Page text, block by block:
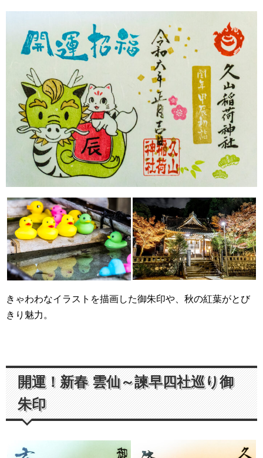
きゃわわなイラストを描画した御朱印や、秋の紅葉がとび
きり魅力。
開運！新春 雲仙～諫早四社巡り御
朱印